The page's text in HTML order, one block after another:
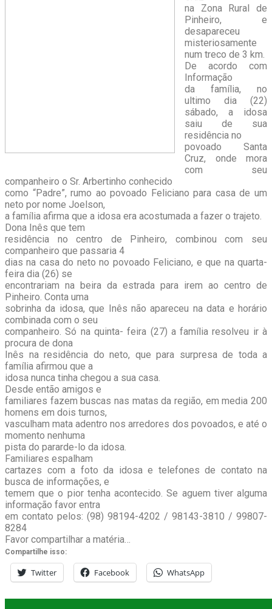
na Zona Rural de
Pinheiro, e
desapareceu
misteriosamente
num treco de 3 km.
De acordo com
Informação
da família, no
ultimo dia (22)
sábado, a idosa
saiu de sua
residência no
povoado Santa
Cruz, onde mora
com seu
companheiro o Sr. Arbertinho conhecido
como “Padre”, rumo ao povoado Feliciano para casa de um
neto por nome Joelson,
a família afirma que a idosa era acostumada a fazer o trajeto.
Dona Inês que tem
residência no centro de Pinheiro, combinou com seu
companheiro que passaria 4
dias na casa do neto no povoado Feliciano, e que na quarta-
feira dia (26) se
encontrariam na beira da estrada para irem ao centro de
Pinheiro. Conta uma
sobrinha da idosa, que Inês não apareceu na data e horário
combinada com o seu
companheiro. Só na quinta- feira (27) a família resolveu ir à
procura de dona
Inês na residência do neto, que para surpresa de toda a
família afirmou que a
idosa nunca tinha chegou a sua casa.
Desde então amigos e
familiares fazem buscas nas matas da região, em media 200
homens em dois turnos,
vasculham mata adentro nos arredores dos povoados, e até o
momento nenhuma
pista do pararde-lo da idosa.
Familiares espalham
cartazes com a foto da idosa e telefones de contato na
busca de informações, e
temem que o pior tenha acontecido. Se aguem tiver alguma
informação favor entra
em contato pelos: (98) 98194-4202 / 98143-3810 / 99807-
8284
Favor compartilhar a matéria…
Compartilhe isso:
Twitter Facebook WhatsApp